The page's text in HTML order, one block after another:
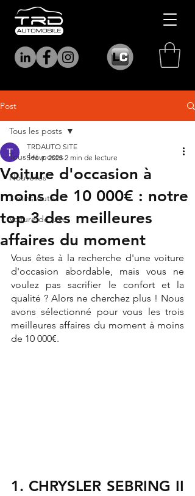
Post
Tous les posts
Nouvelles
3 mins Auto
Voiture de luxe
Tous les posts
Voiture d'occasion à
moins de 10 000€ : notre
top 3 des meilleures
affaires du moment
TRDAUTO SITE
5 févr. 2023 2 min de lecture
Vous êtes à la recherche d'une voiture
d'occasion abordable, mais vous ne
voulez pas sacrifier le confort et la
qualité ? Alors ne cherchez plus ! Nous
avons sélectionné pour vous les trois
meilleures affaires du moment à moins
de 10 000€.
1. CHRYSLER SEBRING II